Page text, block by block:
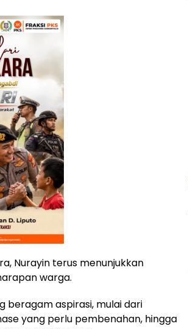
Nurayin terus menunjukkan
warga.
beragam aspirasi, mulai dari
yang perlu pembenahan, hingga